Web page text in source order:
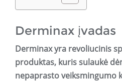
Derminax įvadas
Derminax yra revoliucinis
produktas, kuris sulaukė
nepaprasto veiksmingumo